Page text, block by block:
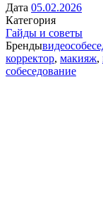
Дата 05.02.2026
Категория
Гайды и советы
Бренды
корректор, макияж,
собеседование